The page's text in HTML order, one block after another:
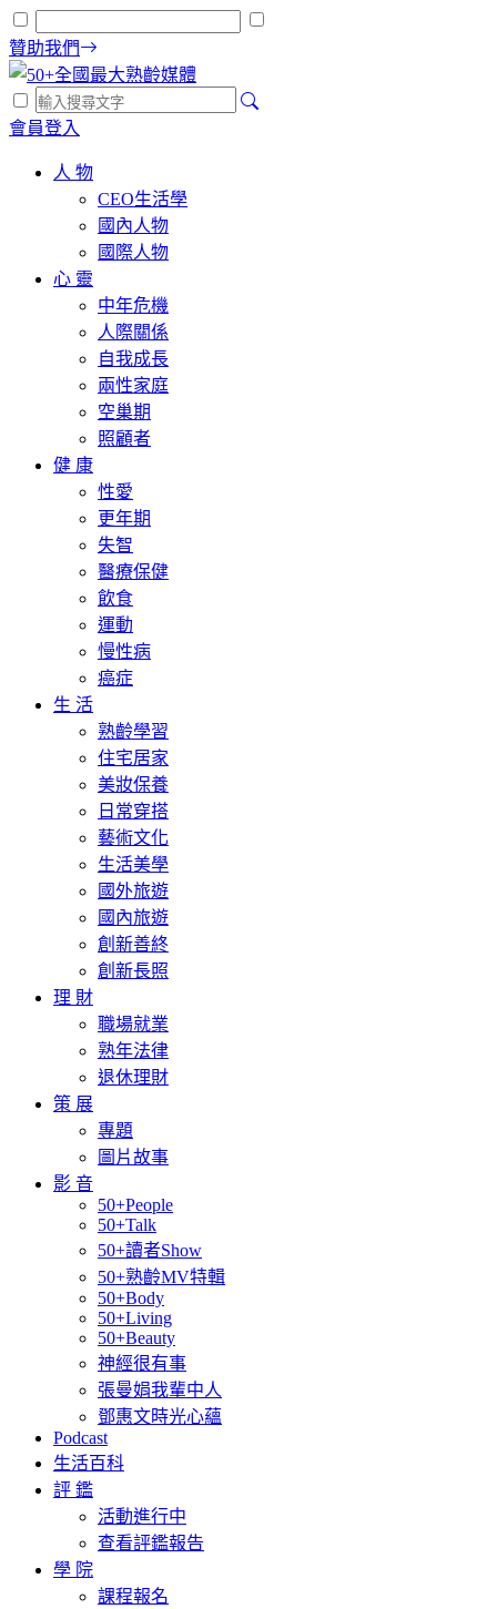
贊助我們
會員登入
人 物
CEO生活學
國內人物
國際人物
心 靈
中年危機
人際關係
自我成長
兩性家庭
空巢期
照顧者
健 康
性愛
更年期
失智
醫療保健
飲食
運動
慢性病
癌症
生 活
熟齡學習
住宅居家
美妝保養
日常穿搭
藝術文化
生活美學
國外旅遊
國內旅遊
創新善終
創新長照
理 財
職場就業
熟年法律
退休理財
策 展
專題
圖片故事
影 音
50+People
50+Talk
50+讀者Show
50+熟齡MV特輯
50+Body
50+Living
50+Beauty
神經很有事
張曼娟我輩中人
鄧惠文時光心蘊
Podcast
生活百科
評 鑑
活動進行中
查看評鑑報告
學 院
課程報名